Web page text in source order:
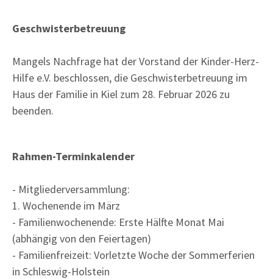
Geschwisterbetreuung
Mangels Nachfrage hat der Vorstand der Kinder-Herz-
Hilfe e.V. beschlossen, die Geschwisterbetreuung im
Haus der Familie in Kiel zum 28. Februar 2026 zu
beenden.
Rahmen-Terminkalender
- Mitgliederversammlung:
1. Wochenende im März
- Familienwochenende: Erste Hälfte Monat Mai
(abhängig von den Feiertagen)
- Familienfreizeit: Vorletzte Woche der Sommerferien
in Schleswig-Holstein